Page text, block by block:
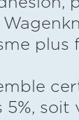
plus
5%,